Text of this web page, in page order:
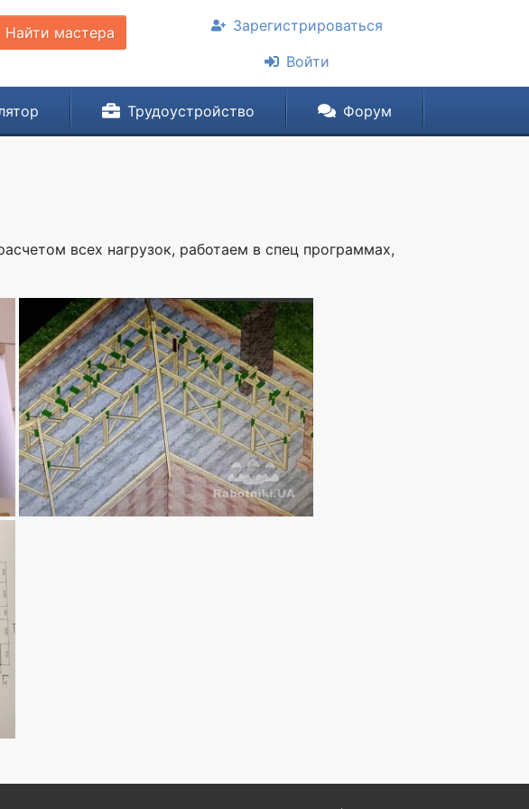
Найти мастера
Зарегистрироваться
Войти
Трудоустройство Форум
всех нагрузок, работаем в спец программах,